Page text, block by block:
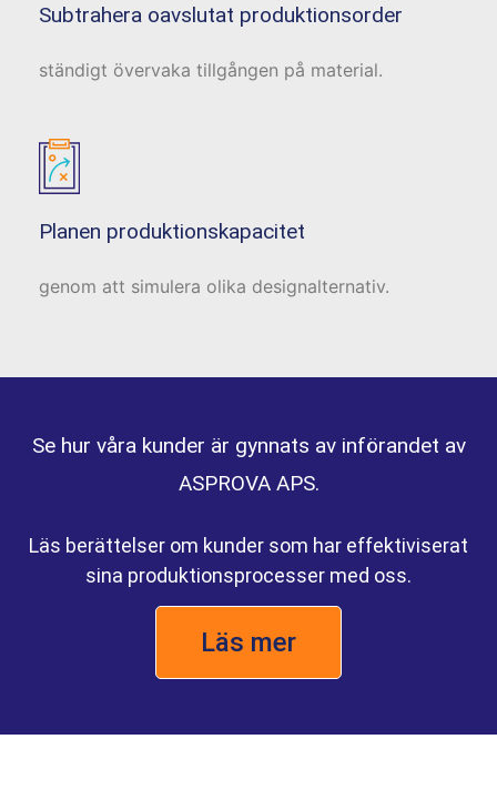
Subtrahera oavslutat produktionsorder
ständigt övervaka tillgången på material.
Planen produktionskapacitet
genom att simulera olika designalternativ.
Se hur våra kunder är gynnats av införandet av
ASPROVA APS.
Läs berättelser om kunder som har effektiviserat
sina produktionsprocesser med oss.
Läs mer